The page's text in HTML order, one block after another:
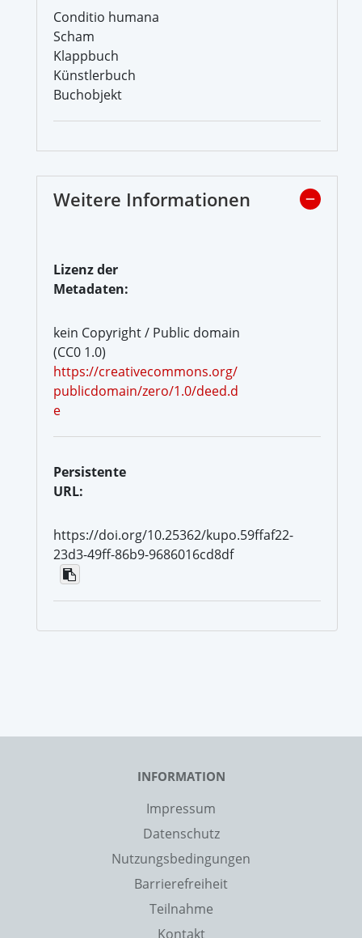
Conditio humana
Scham
Klappbuch
Künstlerbuch
Buchobjekt
Weitere Informationen
Lizenz der
Metadaten:
kein Copyright / Public domain
(CC0 1.0)
https://creativecommons.org/
publicdomain/zero/1.0/deed.d
e
Persistente
URL:
https://doi.org/10.25362/kupo.59ffaf22-
23d3-49ff-86b9-9686016cd8df
INFORMATION
Impressum
Datenschutz
Nutzungsbedingungen
Barrierefreiheit
Teilnahme
Kontakt